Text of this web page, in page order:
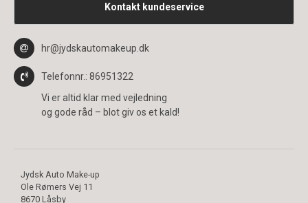
Kontakt kundeservice
hr@jydskautomakeup.dk
Telefonnr.: 86951322
Vi er altid klar med vejledning
og gode råd – blot giv os et kald!
Jydsk Auto Make-up
Ole Rømers Vej 11
8670 Låsby